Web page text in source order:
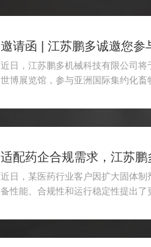
近日，江苏鹏多机械科技有限公司
世博展览馆，参与亚洲国际集约化
的实用型机械设备及配套解决方案
苏鹏多机械本次将在H2D2346展位
近日，某医药行业客户因扩大固体
备性能、合规性和运行稳定性提出
生产的沸腾制粒干燥机，双方顺利